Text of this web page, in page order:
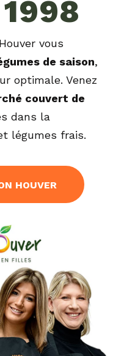
vous
de saison,
optimale. Venez
couvert de
dans la
légumes frais.
HOUVER